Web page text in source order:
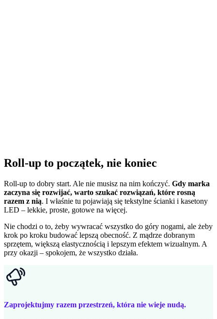
Roll-up to początek, nie koniec
Roll-up to dobry start. Ale nie musisz na nim kończyć. Gdy marka
zaczyna się rozwijać, warto szukać rozwiązań, które rosną
razem z nią. I właśnie tu pojawiają się tekstylne ścianki i kasetony
LED – lekkie, proste, gotowe na więcej.
Nie chodzi o to, żeby wywracać wszystko do góry nogami, ale żeby
krok po kroku budować lepszą obecność. Z mądrze dobranym
sprzętem, większą elastycznością i lepszym efektem wizualnym. A
przy okazji – spokojem, że wszystko działa.
Zaprojektujmy razem przestrzeń, która nie wieje nudą.